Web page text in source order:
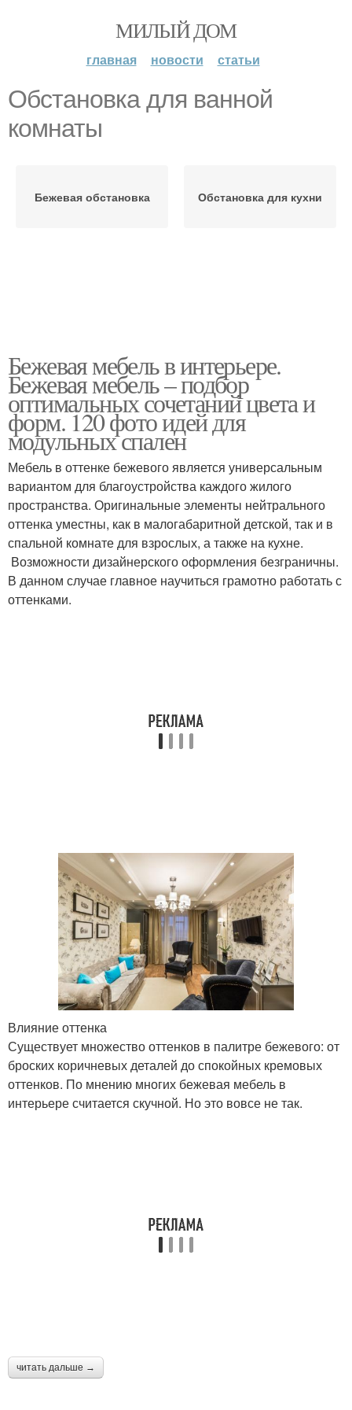
МИЛЫЙ ДОМ
главная новости статьи
Обстановка для ванной
комнаты
Бежевая обстановка Обстановка для кухни
Бежевая мебель в интерьере.
Бежевая мебель – подбор
оптимальных сочетаний цвета и
форм. 120 фото идей для
модульных спален
Мебель в оттенке бежевого является универсальным
вариантом для благоустройства каждого жилого
пространства. Оригинальные элементы нейтрального
оттенка уместны, как в малогабаритной детской, так и в
спальной комнате для взрослых, а также на кухне.
Возможности дизайнерского оформления безграничны.
В данном случае главное научиться грамотно работать с
оттенками.
Влияние оттенка
Существует множество оттенков в палитре бежевого: от
броских коричневых деталей до спокойных кремовых
оттенков. По мнению многих бежевая мебель в
интерьере считается скучной. Но это вовсе не так.
читать дальше →